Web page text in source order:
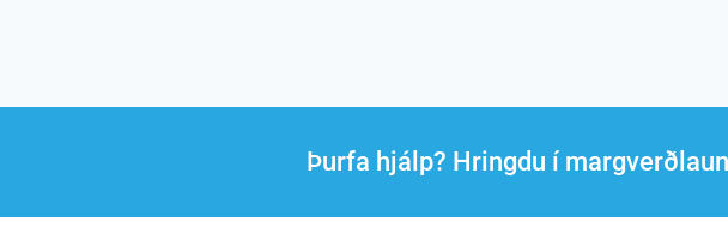
Þurfa hjálp? Hringdu í